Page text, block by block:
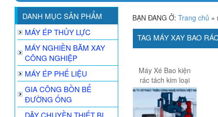
DANH MỤC SẢN PHẨM
MÁY ÉP THỦY LỰC
MÁY NGHIỀN BĂM XAY
CÔNG NGHIỆP
MÁY ÉP PHẾ LIỆU
GIA CÔNG BỒN BỂ
ĐƯỜNG ỐNG
DÂY CHUYỀN THIẾT BỊ
BẠN ĐANG Ở:Trang chủ »
TAG MÁY XAY BAO
Máy Xé Bao kiện
rác tách kim loại